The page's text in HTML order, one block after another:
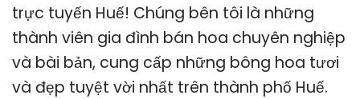
trực tuyến Huế! Chúng bên tôi là những
thành viên gia đình bán hoa chuyên nghiệp
và bài bản, cung cấp những bông hoa tươi
và đẹp tuyệt vời nhất trên thành phố Huế.